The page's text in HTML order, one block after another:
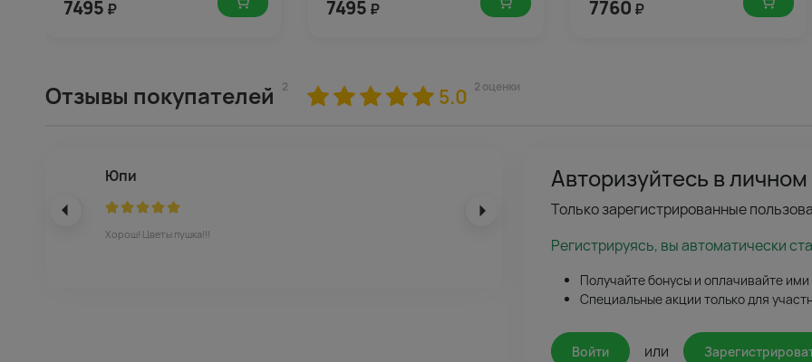
7495 ₽ 7495 ₽ 7760 ₽
Отзывы покупателей 2 5.0 2 оценки
Юпи
Хорош! Цветы пушка!!!
Авторизуйтесь в
Только зарегистрированные
Регистрируясь, вы автоматически
Получайте бонусы и оплачивайте ими
Специальные акции только для
Войти или